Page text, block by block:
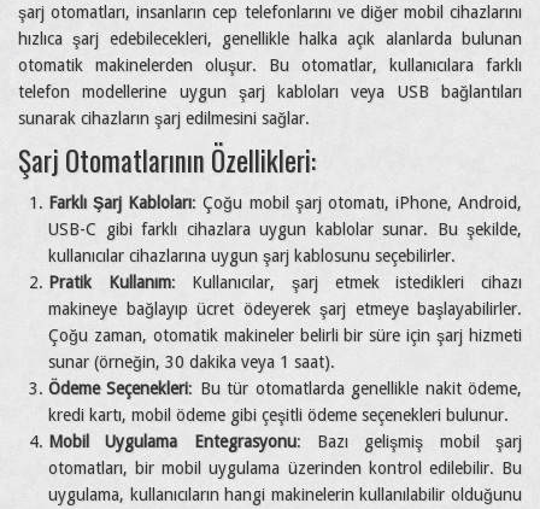
şarj otomatları, insanların cep telefonlarını ve diğer mobil cihazlarını
hızlıca şarj edebilecekleri, genellikle halka açık alanlarda bulunan
otomatik makinelerden oluşur. Bu otomatlar, kullanıcılara farklı
telefon modellerine uygun şarj kabloları veya USB bağlantıları
sunarak cihazların şarj edilmesini sağlar.
Şarj Otomatlarının Özellikleri:
Farklı Şarj Kabloları: Çoğu mobil şarj otomatı, iPhone, Android,
USB-C gibi farklı cihazlara uygun kablolar sunar. Bu şekilde,
kullanıcılar cihazlarına uygun şarj kablosunu seçebilirler.
Pratik Kullanım: Kullanıcılar, şarj etmek istedikleri cihazı
makineye bağlayıp ücret ödeyerek şarj etmeye başlayabilirler.
Çoğu zaman, otomatik makineler belirli bir süre için şarj hizmeti
sunar (örneğin, 30 dakika veya 1 saat).
Ödeme Seçenekleri: Bu tür otomatlarda genellikle nakit ödeme,
kredi kartı, mobil ödeme gibi çeşitli ödeme seçenekleri bulunur.
Mobil Uygulama Entegrasyonu: Bazı gelişmiş mobil şarj
otomatları, bir mobil uygulama üzerinden kontrol edilebilir. Bu
uygulama, kullanıcıların hangi makinelerin kullanılabilir olduğunu